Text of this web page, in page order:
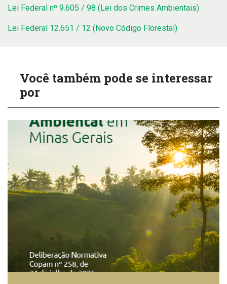
Lei Federal nº 9.605 / 98 (Lei dos Crimes Ambientais)
Lei Federal 12.651 / 12 (Novo Código Florestal)
Você também pode se interessar
por